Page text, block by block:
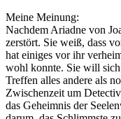
Meine Meinung:
Nachdem Ariadne von
zerstört. Sie weiß, dass
hat einiges vor ihr
wohl konnte. Sie will
Treffen alles andere als
Zwischenzeit um
das Geheimnis der